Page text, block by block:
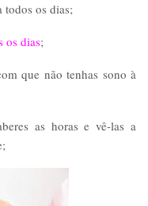
todos os dias;
os dias;
que não tenhas sono à
as horas e vê-las a